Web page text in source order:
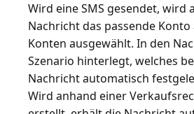
Wird eine SMS gesendet, wird
Nachricht das passende Konto
Konten ausgewählt. In den
Szenario hinterlegt, welches
Nachricht automatisch
Wird anhand einer